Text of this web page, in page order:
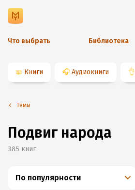
Что выбрать Библиотека
📖 Книги 🎧 Аудиокниги 👌
Темы
Подвиг народа
385 книг
По популярности